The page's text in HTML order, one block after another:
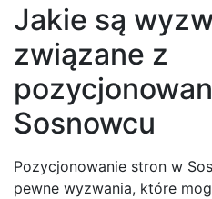
Jakie są
związane z
Sosnowcu
Pozycjonowanie stron w
pewne wyzwania, które